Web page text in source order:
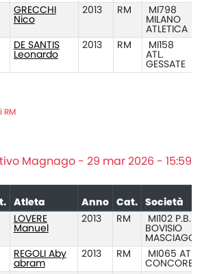
GRECCHI
Nico
2013 RM
MI798
MILANO
ATLETICA
DE SANTIS
Leonardo
2013 RM
MI158
ATL.
GESSATE
RM
Magnago - 29 mar 2026 - 15:59
Atleta Anno Cat.
Società
LOVERE
Manuel
2013 RM
MI102 P.B.M.
BOVISIO
MASCIAGO
REGOLI Aby
abram
2013 RM
MI065 ATL.